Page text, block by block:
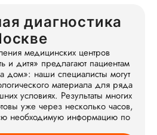
диагностика
медицинских центров
и дитя» предлагают пациентам
дом»: наши специалисты могут
материала для ряда
условиях. Результаты многих
уже через несколько часов,
необходимую информацию по